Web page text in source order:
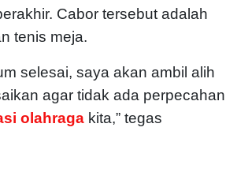
Cabor tersebut adalah
tenis meja.
selesai, saya akan ambil alih
agar tidak ada perpecahan
olahraga kita,” tegas